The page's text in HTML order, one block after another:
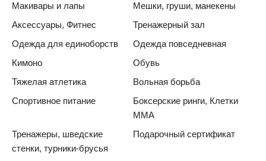
Макивары и лапы
Мешки, груши, манекены
Аксессуары, Фитнес
Тренажерный зал
Одежда для единоборств
Одежда повседневная
Кимоно
Обувь
Тяжелая атлетика
Вольная борьба
Спортивное питание
Боксерские ринги, Клетки
ММА
Тренажеры, шведские
стенки, турники-брусья
Подарочный сертификат